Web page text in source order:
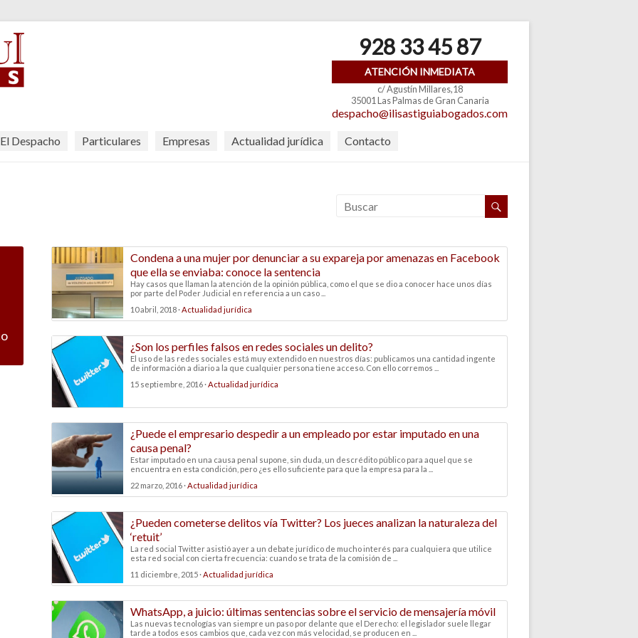
928 33 45 87
ATENCIÓN INMEDIATA
c/ Agustín Millares,18
35001 Las Palmas de Gran Canaria
despacho@ilisastiguiabogados.com
El Despacho Particulares Empresas Actualidad jurídica Contacto
Condena a una mujer por denunciar a su expareja por amenazas en Facebook
que ella se enviaba: conoce la sentencia
Hay casos que llaman la atención de la opinión pública, como el que se dio a conocer hace unos días
por parte del Poder Judicial en referencia a un caso ...
10 abril, 2018 · Actualidad jurídica
¿Son los perfiles falsos en redes sociales un delito?
El uso de las redes sociales está muy extendido en nuestros días: publicamos una cantidad ingente
de información a diario a la que cualquier persona tiene acceso. Con ello corremos ...
15 septiembre, 2016 · Actualidad jurídica
¿Puede el empresario despedir a un empleado por estar imputado en una
causa penal?
Estar imputado en una causa penal supone, sin duda, un descrédito público para aquel que se
encuentra en esta condición, pero ¿es ello suficiente para que la empresa para la ...
22 marzo, 2016 · Actualidad jurídica
¿Pueden cometerse delitos vía Twitter? Los jueces analizan la naturaleza del
‘retuit’
La red social Twitter asistió ayer a un debate jurídico de mucho interés para cualquiera que utilice
esta red social con cierta frecuencia: cuando se trata de la comisión de ...
11 diciembre, 2015 · Actualidad jurídica
WhatsApp, a juicio: últimas sentencias sobre el servicio de mensajería móvil
Las nuevas tecnologías van siempre un paso por delante que el Derecho: el legislador suele llegar
tarde a todos esos cambios que, cada vez con más velocidad, se producen en ...